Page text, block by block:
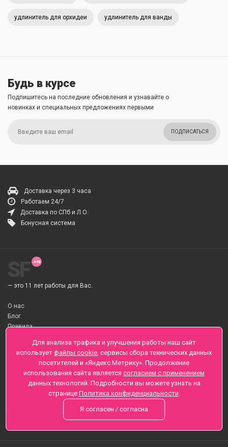
удлинитель для орхидеи удлинитель для ванды
Будь в курсе
Подпишитесь на последние обновления и узнавайте о
новинках и специальных предложениях первыми
ПОДПИСАТЬСЯ
Доставка через 3 часа
Работаем 24/7
Доставка по СПб и Л.О.
Бонусная система
— это 11 лет работы для Вас.
О нас
Блог
Правила
О Доставке цветов
Оплата
Телеграмм
Санкт-Петербург ул. Заозерная д.6 , Лиговский пр., 65
+7 (812) 425-01-16
Вопросы? Звоните круглосуточно, без выходных
Для анализа трафика и улучшения работы наш сайт
использует файлы cookie, сервисы сбора технических данных
посетителей и «Яндекс.Метрику». Продолжение
использования сайта является согласием с применением
данных технологий. Подробности вы можете узнать на
странице Политика конфиденциальности.
Я согласен / согласна